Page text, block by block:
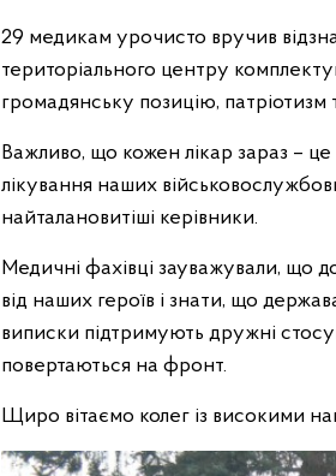
29 медикам урочисто вручив
територіального центру
громадянську позицію,
Важливо, що кожен лікар зараз –
лікування наших
найталановитіші керівники.
Медичні фахівці зауважували, що
від наших героїв і знати, що
виписки підтримують дружні
повертаються на фронт.
Щиро вітаємо колег із високими